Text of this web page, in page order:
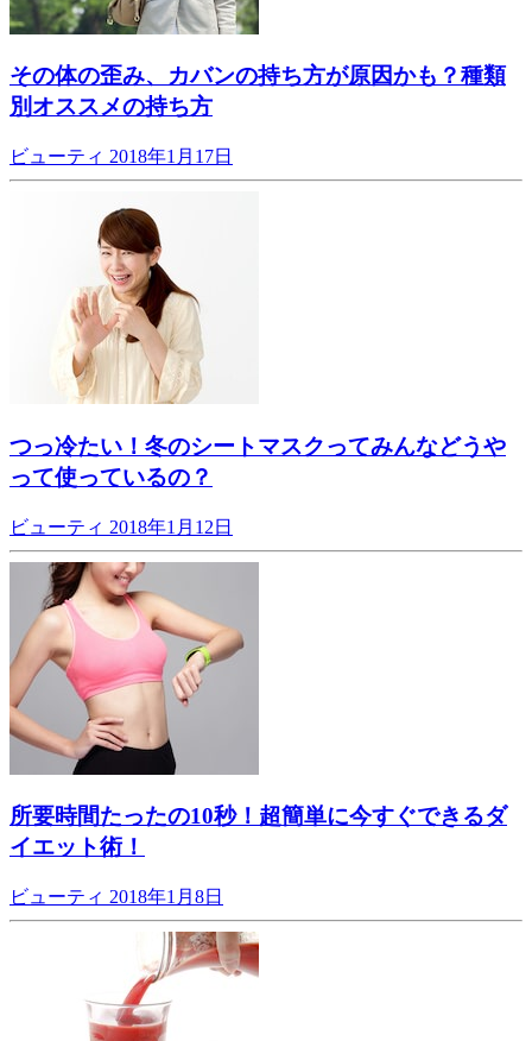
その体の歪み、カバンの持ち方が原因かも？種類
別オススメの持ち方
ビューティ 2018年1月17日
つっ冷たい！冬のシートマスクってみんなどうや
って使っているの？
ビューティ 2018年1月12日
所要時間たったの10秒！超簡単に今すぐできるダ
イエット術！
ビューティ 2018年1月8日